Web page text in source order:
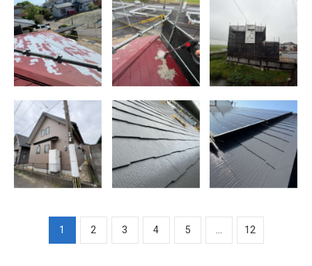
神埼市 屋根カ
バー工法
神埼市 屋根カ
バー工法
神埼市 屋根カ
バー工法 施工
前
大川市 戸建中
古住宅塗装工事
福岡県大川市
戸建賃貸住宅塗
装工事 屋根塗
装
佐賀市 金立町
防鳥ネット
1 2 3 4 5 ... 12